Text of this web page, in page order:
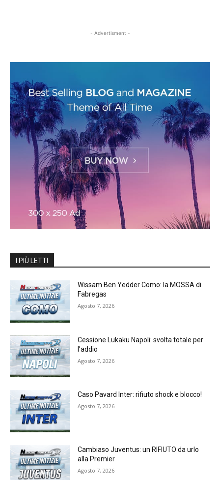
- Advertisment -
I PIÙ LETTI
Wissam Ben Yedder Como: la MOSSA di
Fabregas
Agosto 7, 2026
Cessione Lukaku Napoli: svolta totale per
l’addio
Agosto 7, 2026
Caso Pavard Inter: rifiuto shock e blocco!
Agosto 7, 2026
Cambiaso Juventus: un RIFIUTO da urlo
alla Premier
Agosto 7, 2026